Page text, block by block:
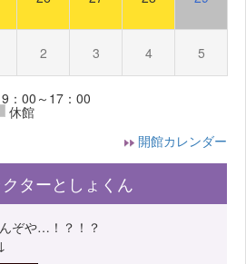
2 3 4 5
9：00～17：00
休館
開館カレンダー
ターとしょくん
ぞや…！？！？